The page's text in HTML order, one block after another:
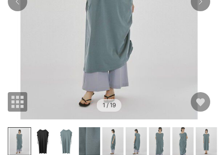
1/ 19